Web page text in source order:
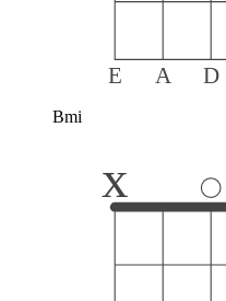
E A D
Bmi
x